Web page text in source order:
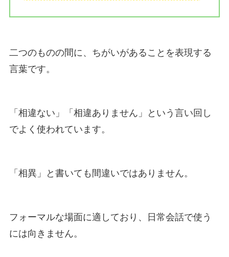
二つのものの間に、ちがいがあることを表現する
言葉です。
「相違ない」「相違ありません」という言い回し
でよく使われています。
「相異」と書いても間違いではありません。
フォーマルな場面に適しており、日常会話で使う
には向きません。